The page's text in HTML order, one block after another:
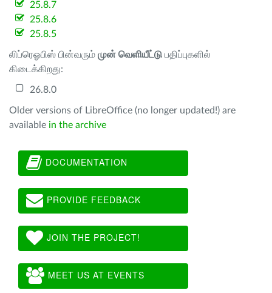
25.8.7
25.8.6
25.8.5
லிப்ரெஓபிஸ் பின்வரும் முன் வெளியீட்டு பதிப்புகளில்
கிடைக்கிறது:
26.8.0
Older versions of LibreOffice (no longer updated!) are
available in the archive
DOCUMENTATION
PROVIDE FEEDBACK
JOIN THE PROJECT!
MEET US AT EVENTS